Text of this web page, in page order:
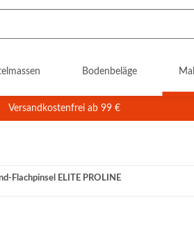
Bodenbeläge
Versandkostenfrei ab 99 €
Flachpinsel ELITE PROLINE